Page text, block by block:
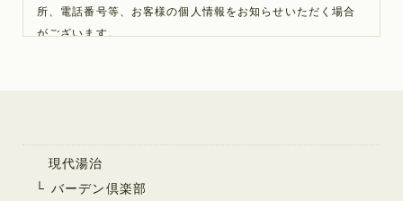
所、電話番号等、お客様の個人情報をお知らせいただく場合
がございます。
■個人情報の利用目的
お客様の個人情報は、次の目的のために利用させていただき
現代湯治
バーデン倶楽部